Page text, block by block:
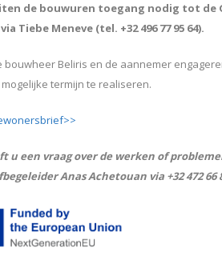
de bouwuren toegang nodig tot de
Tiebe Meneve (tel. +32 496 77 95 64).
bouwheer Beliris en de aannemer
termijn te realiseren.
u een vraag over de werken of
Anas Achetouan via +32 472 66